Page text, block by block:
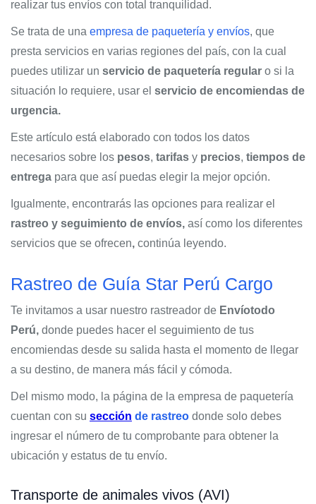
realizar tus envíos con total tranquilidad.
Se trata de una empresa de paquetería y envíos, que
presta servicios en varias regiones del país, con la cual
puedes utilizar un servicio de paquetería regular o si la
situación lo requiere, usar el servicio de encomiendas de
urgencia.
Este artículo está elaborado con todos los datos
necesarios sobre los pesos, tarifas y precios, tiempos de
entrega para que así puedas elegir la mejor opción.
Igualmente, encontrarás las opciones para realizar el
rastreo y seguimiento de envíos, así como los diferentes
servicios que se ofrecen, continúa leyendo.
Rastreo de Guía Star Perú Cargo
Te invitamos a usar nuestro rastreador de Envíotodo
Perú, donde puedes hacer el seguimiento de tus
encomiendas desde su salida hasta el momento de llegar
a su destino, de manera más fácil y cómoda.
Del mismo modo, la página de la empresa de paquetería
cuentan con su sección de rastreo donde solo debes
ingresar el número de tu comprobante para obtener la
ubicación y estatus de tu envío.
Transporte de animales vivos (AVI)